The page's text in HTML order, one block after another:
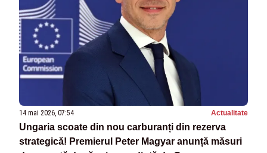
14 mai 2026, 07:54 Actualitate
Ungaria scoate din nou carburanți din rezerva
strategică! Premierul Peter Magyar anunță măsuri